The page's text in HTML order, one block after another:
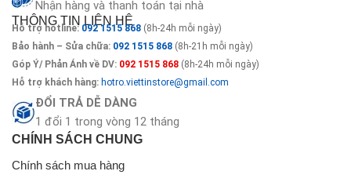
Nhận hàng và thanh toán tại nhà
THÔNG TIN LIÊN HỆ
Hỗ trợ hotline: 092 1515 868 (8h-24h mỗi ngày)
Bảo hành – Sửa chữa: 092 1515 868 (8h-21h mỗi ngày)
Góp Ý/ Phản Ánh về DV: 092 1515 868 (8h-24h mỗi ngày)
Hỗ trợ khách hàng: hotro.viettinstore@gmail.com
ĐỔI TRẢ DỄ DÀNG
1 đổi 1 trong vòng 12 tháng
CHÍNH SÁCH CHUNG
Chính sách mua hàng